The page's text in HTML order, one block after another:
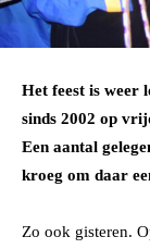
Het feest is weer
sinds 2002 op
Een aantal
kroeg om daar
Zo ook gisteren.